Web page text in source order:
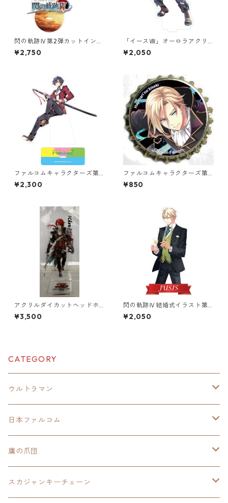
閃の軌跡Ⅳ第2弾カットインイ
ラストオーロラアクリルスタ
ンド
¥2,750
「イースⅧ」オーロラアクリ
ルスタンド
¥2,050
ファルコムキャラクターズ第
１０弾オーロラアクリルスタ
ンド
¥2,300
ファルコムキャラクターズ第4
弾王冠クリップ
¥850
アクリルダイカットヘッドホ
ンスタンド（イースⅨ 赤の
王）
¥3,500
閃の軌跡Ⅳ結婚式イラスト第1
0弾オーロラアクリルスタンド
¥2,050
CATEGORY
ウルトラマン
モバイルバッテリー
スカジャンキーチェーン
スカジャン
日本ファルコム
イースⅧ
モバイルバッテリー
東亰ザナドゥ
鷹の爪団
モバイルバッテリー
スカジャンキーチェーン